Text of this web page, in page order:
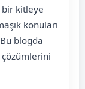
bir kitleye
konuları
blogda